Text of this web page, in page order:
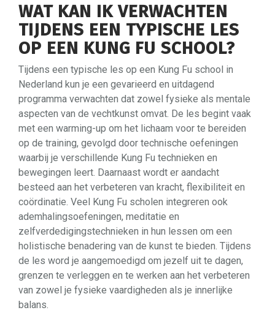
WAT KAN IK VERWACHTEN
TIJDENS EEN TYPISCHE LES
OP EEN KUNG FU SCHOOL?
Tijdens een typische les op een Kung Fu school in
Nederland kun je een gevarieerd en uitdagend
programma verwachten dat zowel fysieke als mentale
aspecten van de vechtkunst omvat. De les begint vaak
met een warming-up om het lichaam voor te bereiden
op de training, gevolgd door technische oefeningen
waarbij je verschillende Kung Fu technieken en
bewegingen leert. Daarnaast wordt er aandacht
besteed aan het verbeteren van kracht, flexibiliteit en
coördinatie. Veel Kung Fu scholen integreren ook
ademhalingsoefeningen, meditatie en
zelfverdedigingstechnieken in hun lessen om een
holistische benadering van de kunst te bieden. Tijdens
de les word je aangemoedigd om jezelf uit te dagen,
grenzen te verleggen en te werken aan het verbeteren
van zowel je fysieke vaardigheden als je innerlijke
balans.